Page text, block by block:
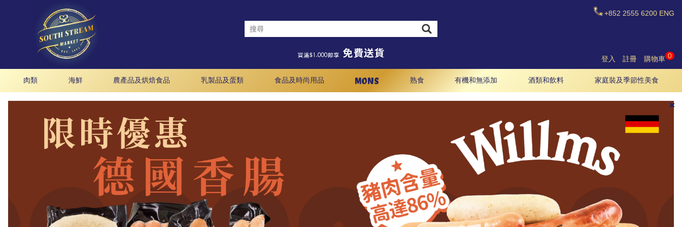
+852 2555 6200 ENG
登入 註冊 購物車 0
肉類 海鮮 農產品及烘焙食品 乳製品及蛋類 食品及時尚用品 MONS 熟食 有機和無添加 酒類和飲料 家庭裝及季節性美食